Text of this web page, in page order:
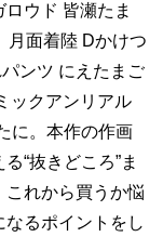
ウド 皆瀬たま
月面着陸 Dかけつ
ンツ にえたまご
ックアンリアル
に。本作の作画
“抜きどころ”ま
これから買うか悩
るポイントをし